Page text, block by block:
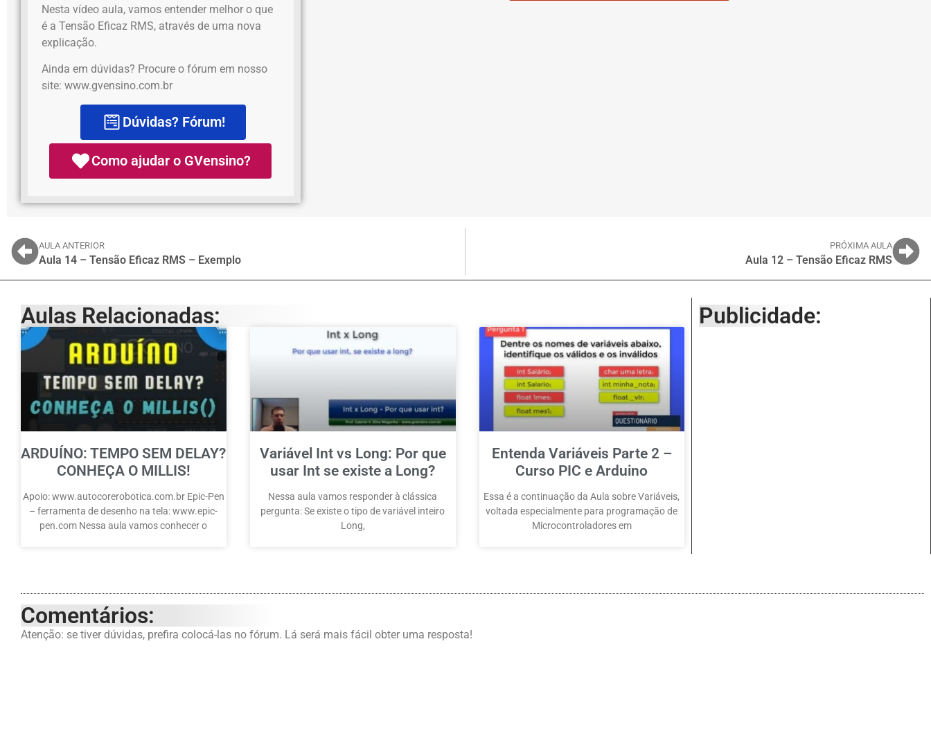
Nesta vídeo aula, vamos entender melhor o que
é a Tensão Eficaz RMS, através de uma nova
explicação.
Ainda em dúvidas? Procure o fórum em nosso
site: www.gvensino.com.br
Dúvidas? Fórum!
Como ajudar o GVensino?
AULA ANTERIOR
Aula 14 – Tensão Eficaz RMS – Exemplo
PRÓXIMA AULA
Aula 12 – Tensão Eficaz RMS
Aulas Relacionadas:
ARDUÍNO: TEMPO SEM DELAY?
CONHEÇA O MILLIS!
Apoio: www.autocorerobotica.com.br Epic-Pen
– ferramenta de desenho na tela: www.epic-
pen.com Nessa aula vamos conhecer o
Variável Int vs Long: Por que
usar Int se existe a Long?
Nessa aula vamos responder à clássica
pergunta: Se existe o tipo de variável inteiro
Long,
Entenda Variáveis Parte 2 –
Curso PIC e Arduino
Essa é a continuação da Aula sobre Variáveis,
voltada especialmente para programação de
Microcontroladores em
Publicidade:
Comentários:
Atenção: se tiver dúvidas, prefira colocá-las no fórum. Lá será mais fácil obter uma resposta!